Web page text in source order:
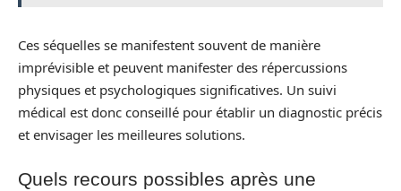
Ces séquelles se manifestent souvent de manière
imprévisible et peuvent manifester des répercussions
physiques et psychologiques significatives. Un suivi
médical est donc conseillé pour établir un diagnostic précis
et envisager les meilleures solutions.
Quels recours possibles après une